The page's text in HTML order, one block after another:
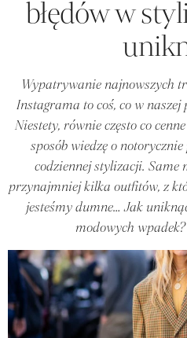
błędów w
Wypatrywanie najnowszych
Instagrama to coś, co w
Niestety, równie często co
sposób wiedzę o
codziennej stylizacji. Same
przynajmniej kilka outfitów, z
jesteśmy dumne… Jak
modowych